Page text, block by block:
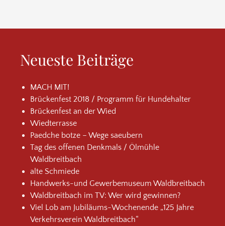
Neueste Beiträge
MACH MIT!
Brückenfest 2018 / Programm für Hundehalter
Brückenfest an der Wied
Wiedterrasse
Paedche botze – Wege saeubern
Tag des offenen Denkmals / Ölmühle
Waldbreitbach
alte Schmiede
Handwerks-und Gewerbemuseum Waldbreitbach
Waldbreitbach im TV: Wer wird gewinnen?
Viel Lob am Jubiläums-Wochenende „125 Jahre
Verkehrsverein Waldbreitbach“